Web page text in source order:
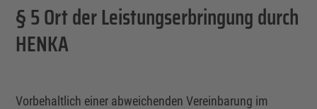
§ 5 Ort der Leistungserbringung durch
HENKA
Vorbehaltlich einer abweichenden Vereinbarung im